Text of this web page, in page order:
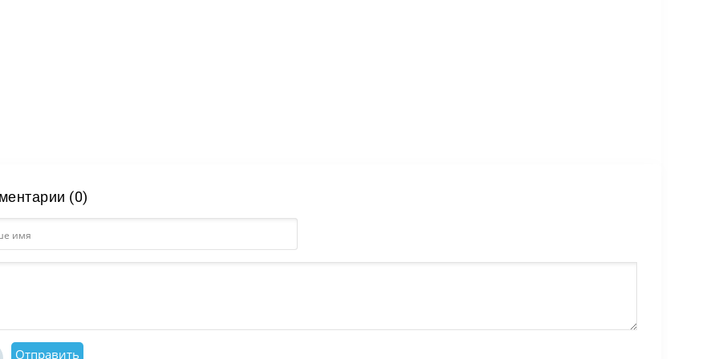
(0)
Отправить